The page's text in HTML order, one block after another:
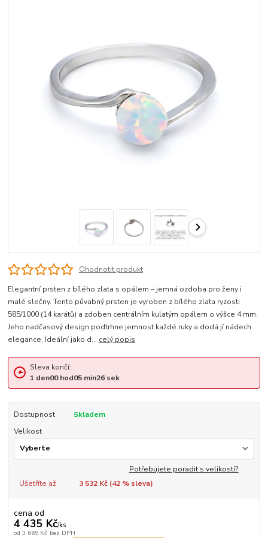
Ohodnotit produkt
Elegantní prsten z bílého zlata s opálem – jemná ozdoba pro ženy i
malé slečny. Tento půvabný prsten je vyroben z bílého zlata ryzosti
585/1000 (14 karátů) a zdoben centrálním kulatým opálem o výšce 4 mm.
Jeho nadčasový design podtrhne jemnost každé ruky a dodá jí nádech
elegance. Ideální jako d... celý popis
Sleva končí:
1 den00hod05min26sek
Dostupnost
Skladem
Velikost
Potřebujete poradit s velikostí?
Ušetříte až
3 532 Kč (42% sleva)
cena od
4 435 Kč/ks
od 3 665 Kč bez DPH